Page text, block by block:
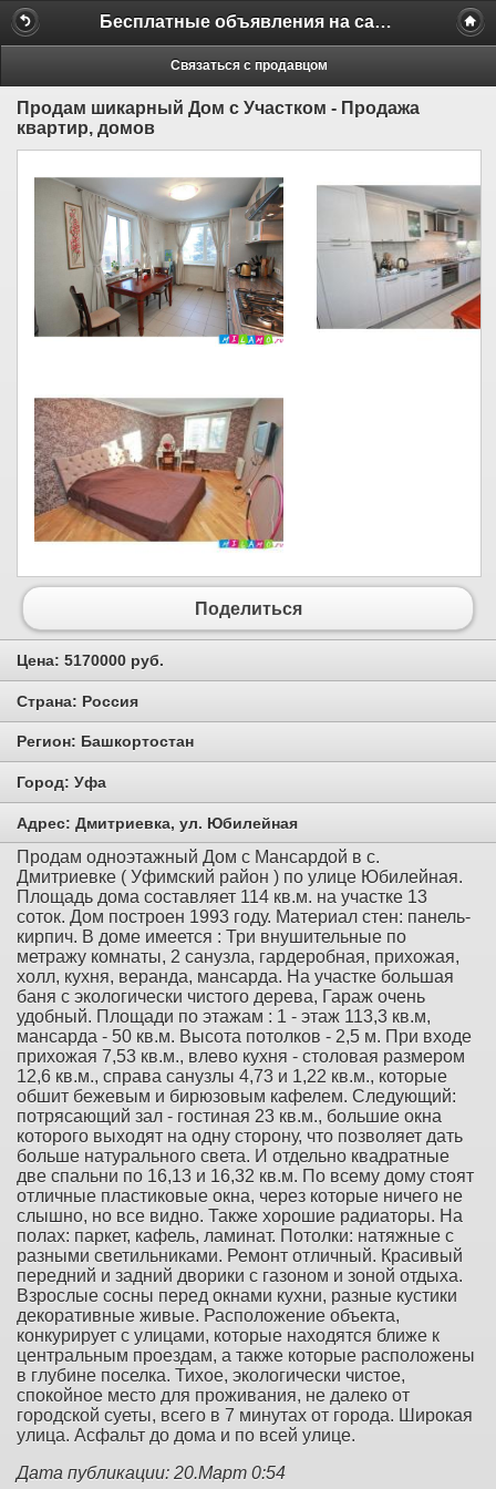
Бесплатные объявления на сайте MILAMO.ru
Связаться с продавцом
Продам шикарный Дом с Участком - Продажа
квартир, домов
Поделиться
Цена: 5170000 руб.
Страна: Россия
Регион: Башкортостан
Город: Уфа
Адрес: Дмитриевка, ул. Юбилейная
Продам одноэтажный Дом с Мансардой в с.
Дмитриевке ( Уфимский район ) по улице Юбилейная.
Площадь дома составляет 114 кв.м. на участке 13
соток. Дом построен 1993 году. Материал стен: панель-
кирпич. В доме имеется : Три внушительные по
метражу комнаты, 2 санузла, гардеробная, прихожая,
холл, кухня, веранда, мансарда. На участке большая
баня с экологически чистого дерева, Гараж очень
удобный. Площади по этажам : 1 - этаж 113,3 кв.м,
мансарда - 50 кв.м. Высота потолков - 2,5 м. При входе
прихожая 7,53 кв.м., влево кухня - столовая размером
12,6 кв.м., справа санузлы 4,73 и 1,22 кв.м., которые
обшит бежевым и бирюзовым кафелем. Следующий:
потрясающий зал - гостиная 23 кв.м., большие окна
которого выходят на одну сторону, что позволяет дать
больше натурального света. И отдельно квадратные
две спальни по 16,13 и 16,32 кв.м. По всему дому стоят
отличные пластиковые окна, через которые ничего не
слышно, но все видно. Также хорошие радиаторы. На
полах: паркет, кафель, ламинат. Потолки: натяжные с
разными светильниками. Ремонт отличный. Красивый
передний и задний дворики с газоном и зоной отдыха.
Взрослые сосны перед окнами кухни, разные кустики
декоративные живые. Расположение объекта,
конкурирует с улицами, которые находятся ближе к
центральным проездам, а также которые расположены
в глубине поселка. Тихое, экологически чистое,
спокойное место для проживания, не далеко от
городской суеты, всего в 7 минутах от города. Широкая
улица. Асфальт до дома и по всей улице.
Дата публикации: 20.Март 0:54